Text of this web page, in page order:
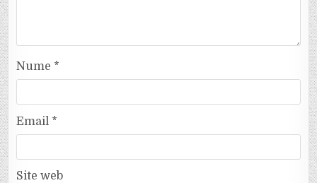
Nume *
Email *
Site web